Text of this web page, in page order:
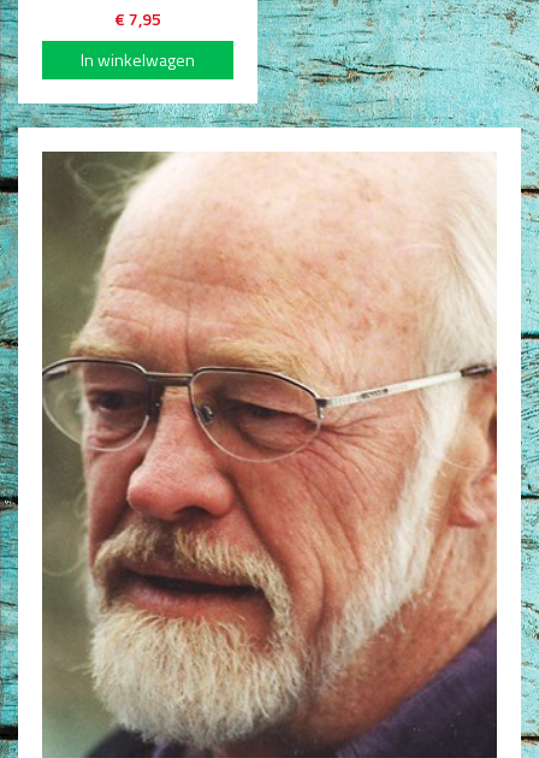
Gemeenteleven en Leiderschap
Pastoraat
Romans en Verhalen
Fictie
Non-Fictie
Alle producten
Films en Luisterboeken
Koopjes
De Barbaar-boeken
Bestellen en retourneren
Sprekers
Challenge Liefdevol Ouderschap
Bijbelstudie
€ 7,95